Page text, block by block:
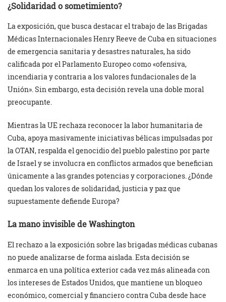
¿Solidaridad o sometimiento?
La exposición, que busca destacar el trabajo de las Brigadas
Médicas Internacionales Henry Reeve de Cuba en situaciones
de emergencia sanitaria y desastres naturales, ha sido
calificada por el Parlamento Europeo como «ofensiva,
incendiaria y contraria a los valores fundacionales de la
Unión». Sin embargo, esta decisión revela una doble moral
preocupante.
Mientras la UE rechaza reconocer la labor humanitaria de
Cuba, apoya masivamente iniciativas bélicas impulsadas por
la OTAN, respalda el genocidio del pueblo palestino por parte
de Israel y se involucra en conflictos armados que benefician
únicamente a las grandes potencias y corporaciones. ¿Dónde
quedan los valores de solidaridad, justicia y paz que
supuestamente defiende Europa?
La mano invisible de Washington
El rechazo a la exposición sobre las brigadas médicas cubanas
no puede analizarse de forma aislada. Esta decisión se
enmarca en una política exterior cada vez más alineada con
los intereses de Estados Unidos, que mantiene un bloqueo
económico, comercial y financiero contra Cuba desde hace